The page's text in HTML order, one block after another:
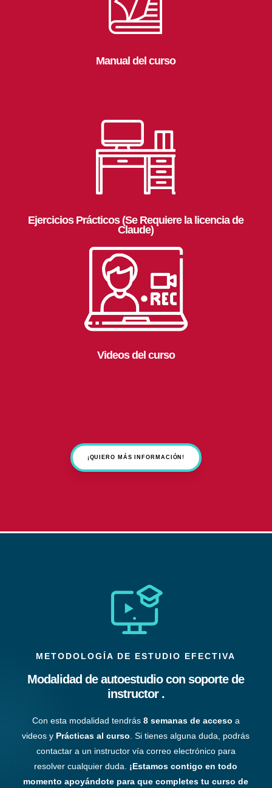
Manual del curso
Ejercicios Prácticos (Se Requiere la licencia de
Claude)
Videos del curso
¡QUIERO MÁS INFORMACIÓN!
METODOLOGÍA DE ESTUDIO EFECTIVA
Modalidad de autoestudio con soporte de
instructor .
Con esta modalidad tendrás8 semanas de acceso a
videos y Prácticas al curso. Si tienes alguna duda, podrás
contactar a un instructor vía correo electrónico para
resolver cualquier duda. ¡Estamos contigo en todo
momento apoyándote para que completes tu curso de